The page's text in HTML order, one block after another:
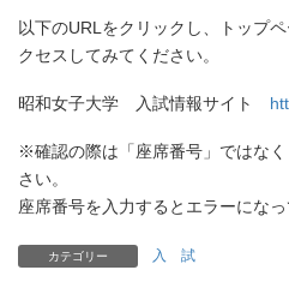
以下のURLをクリックし、トップ
クセスしてみてください。
昭和女子大学 入試情報サイト
※確認の際は「座席番号」ではな
さい。
座席番号を入力するとエラーになっ
カテゴリー 入 試